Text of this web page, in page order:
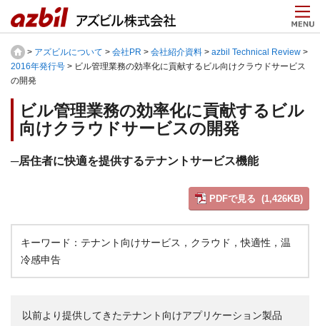
> アズビルについて > 会社PR > 会社紹介資料 > azbil Technical Review >
2016年発行号 > ビル管理業務の効率化に貢献するビル向けクラウドサービス
の開発
ビル管理業務の効率化に貢献するビル
向けクラウドサービスの開発
─居住者に快適を提供するテナントサービス機能
PDFで見る (1,426KB)
キーワード：テナント向けサービス，クラウド，快適性，温
冷感申告
以前より提供してきたテナント向けアプリケーション製品